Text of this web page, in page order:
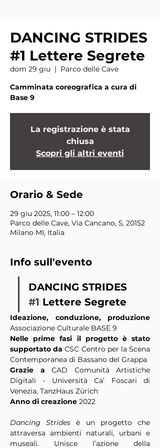
DANCING STRIDES
#1 Lettere Segrete
dom 29 giu
  |
Parco delle Cave
Camminata coreografica a cura di
Base 9
La registrazione è stata
chiusa
Scopri gli altri eventi
Orario & Sede
29 giu 2025, 11:00 – 12:00
Parco delle Cave, Via Cancano, 5, 20152
Milano MI, Italia
Info sull'evento
DANCING STRIDES
#1 Lettere Segrete
Associazione Culturale BASE 9
Nelle prime fasi il progetto è stato
supportato da CSC Centro per la Scena
Contemporanea di Bassano del Grappa
Grazie a CAD Comunità Artistiche
Digitali - Università Ca’ Foscari di
Venezia, TanzHaus Zürich
Anno di creazione 2022
Dancing Strides è un progetto che
attraversa ambienti naturali, urbani e
museali. Unisce l’azione della